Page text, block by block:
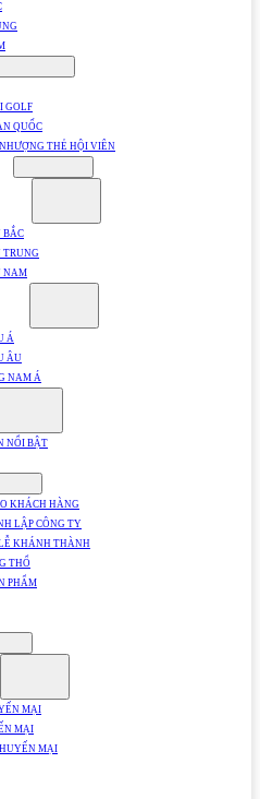
GOLF
QUỐC
THẺ HỘI VIÊN
BẮC
TRUNG
NAM
Á
ÂU
NAM Á
NỔI BẬT
KHÁCH HÀNG
LẬP CÔNG TY
KHÁNH THÀNH
THỔ
PHẨM
MẠI
MẠI
MẠI